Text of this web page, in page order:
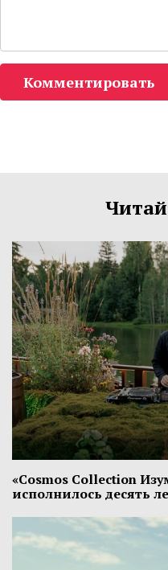
Комментировать
«Cosmos Collection
исполнилось десять